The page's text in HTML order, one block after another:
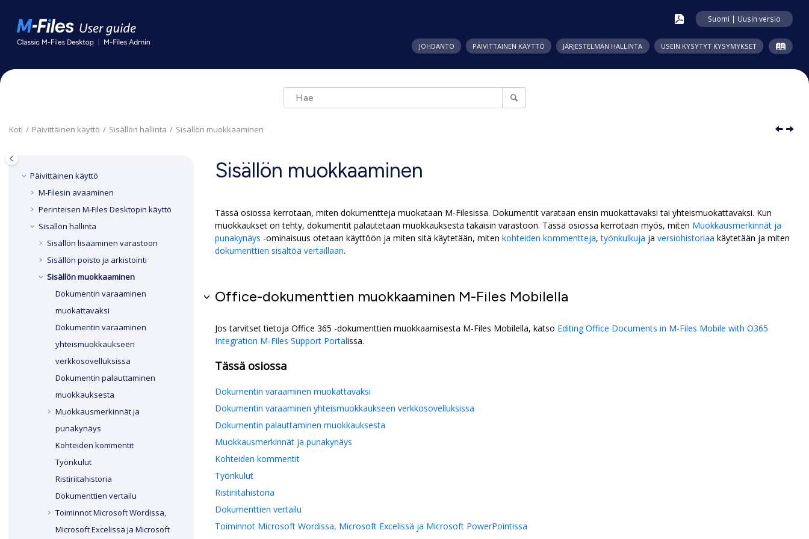
Suomi | Uusin versio
JOHDANTO PÄIVITTÄINEN KÄYTTÖ JÄRJESTELMÄN HALLINTA USEIN KYSYTYT KYSYMYKSET
Koti Päivittäinen käyttö Sisällön hallinta Sisällön muokkaaminen
Päivittäinen käyttö
M-Filesin avaaminen
Perinteisen M-Files Desktopin käyttö
Sisällön hallinta
Sisällön lisääminen varastoon
Sisällön poisto ja arkistointi
Sisällön muokkaaminen
Dokumentin varaaminen
muokattavaksi
Dokumentin varaaminen
yhteismuokkaukseen
verkkosovelluksissa
Dokumentin palauttaminen
muokkauksesta
Muokkausmerkinnät ja
punakynäys
Kohteiden kommentit
Työnkulut
Ristiriitahistoria
Dokumenttien vertailu
ToiminnotMicrosoft Wordissa,
Microsoft Excelissä ja Microsoft
Sisällön muokkaaminen
Tässä osiossa kerrotaan, miten dokumentteja muokataan M-Filesissa. Dokumentit varataan ensin muokattavaksi tai yhteismuokattavaksi. Kun
muokkaukset on tehty, dokumentit palautetaan muokkauksesta takaisin varastoon. Tässä osiossa kerrotaan myös, miten Muokkausmerkinnät ja
punakynäys -ominaisuus otetaan käyttöön ja miten sitä käytetään, miten kohteiden kommentteja,työnkulkuja ja versiohistoriaa käytetään ja miten
dokumenttien sisältöä vertaillaan.
Office-dokumenttien muokkaaminen M-Files Mobilella
Jos tarvitset tietoja Office 365 -dokumenttien muokkaamisesta M-Files Mobilella, katso Editing Office Documents in M-Files Mobile with O365
Integration M-Files Support Portalissa.
Tässä osiossa
Dokumentin varaaminen muokattavaksi
Dokumentin varaaminen yhteismuokkaukseen verkkosovelluksissa
Dokumentin palauttaminen muokkauksesta
Muokkausmerkinnät ja punakynäys
Kohteiden kommentit
Työnkulut
Ristiriitahistoria
Dokumenttien vertailu
Toiminnot Microsoft Wordissa, Microsoft Excelissä ja Microsoft PowerPointissa